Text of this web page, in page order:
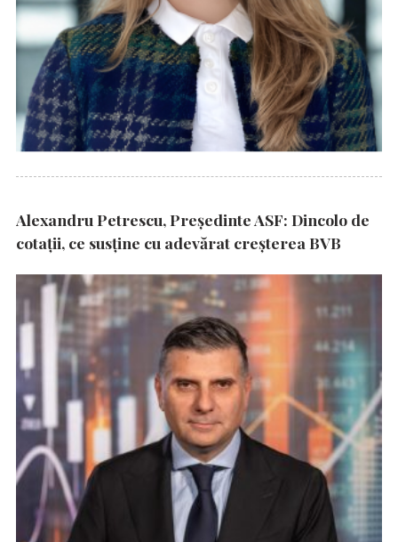
Alexandru Petrescu, Președinte ASF: Dincolo de
cotații, ce susține cu adevărat creșterea BVB